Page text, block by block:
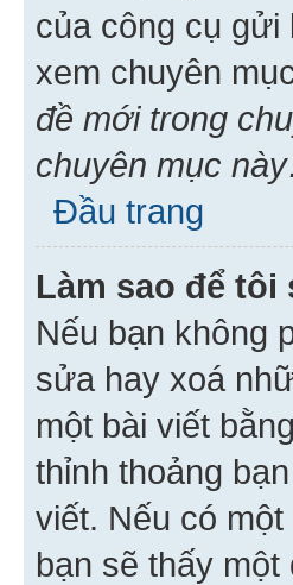
của công cụ gửi
xem chuyên
đề mới trong
chuyên mục
Đầu trang
Làm sao để
Nếu bạn không
sửa hay xoá
một bài viết
thỉnh thoảng
viết. Nếu có
bạn sẽ thấy